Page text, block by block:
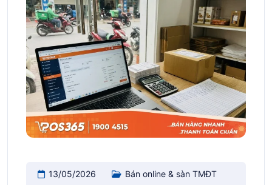
13/05/2026
Bán online & sàn TMĐT